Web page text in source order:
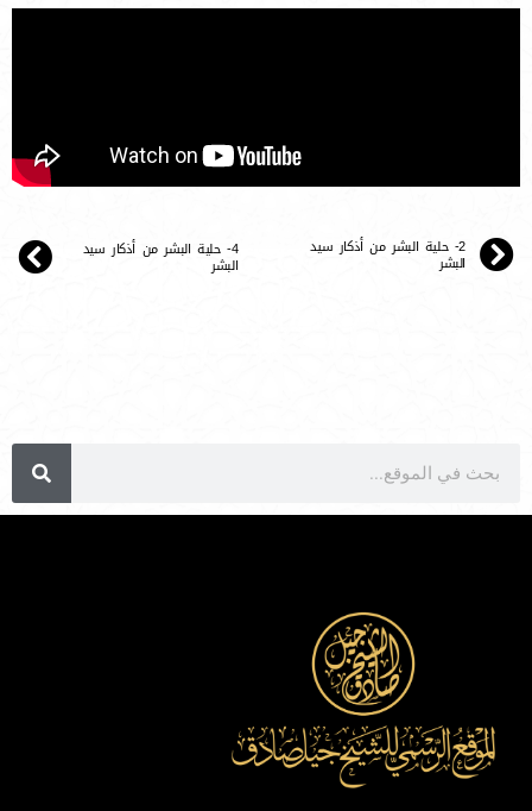
2- حلية البشر من أذكار سيد
البشر
4- حلية البشر من أذكار سيد
البشر